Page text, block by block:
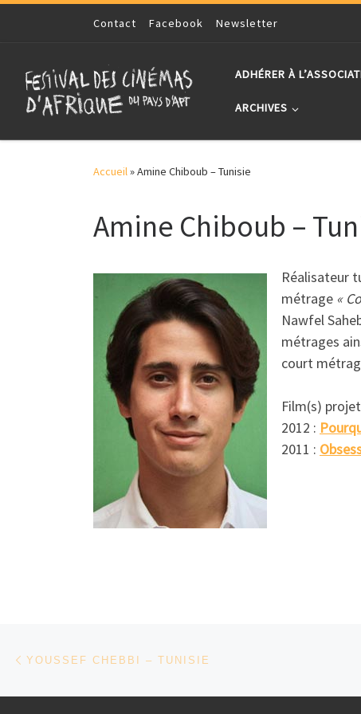
Skip to contentContact Facebook Newsletter
ADHÉRER À
ARCHIVES
Accueil»Amine Chiboub – Tunisie
Amine Chiboub –
Réalisateur
métrage «
Nawfel
métrages
court
Film(s)
2012 :
2011 :
Parcourir les articles
YOUSSEF CHEBBI – TUNISIE